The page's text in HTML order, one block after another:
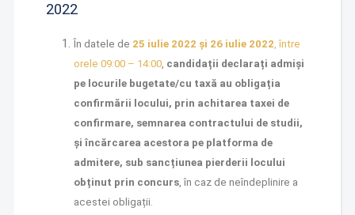
2022
În datele de 25 iulie 2022 și 26 iulie 2022, între
orele 09:00 – 14:00, candidații declarați admiși
pe locurile bugetate/cu taxă au obligația
confirmării locului, prin achitarea taxei de
confirmare, semnarea contractului de studii,
și încărcarea acestora pe platforma de
admitere, sub sancțiunea pierderii locului
obținut prin concurs, în caz de neîndeplinire a
acestei obligații.